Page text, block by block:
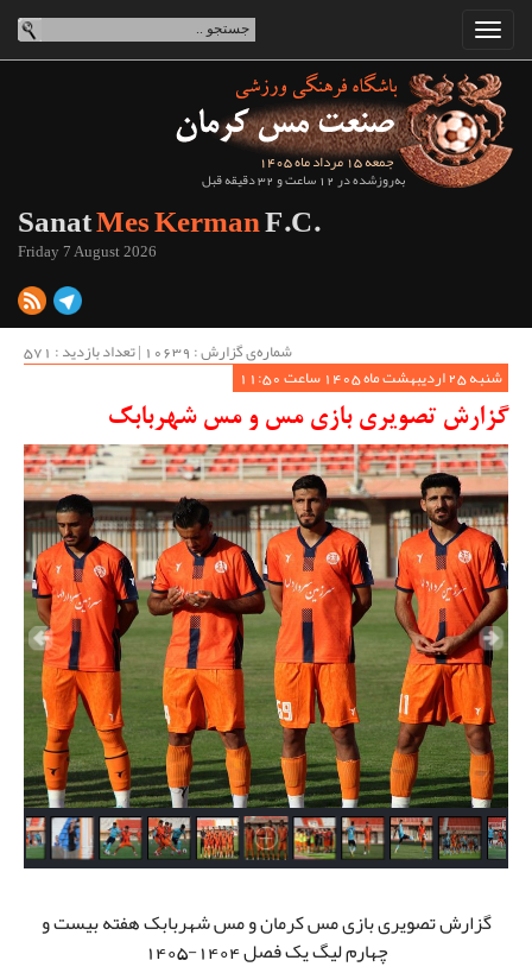
جمعه 15 مرداد ماه 1405
به‌روزشده در 12 ساعت و 32 دقیقه قبل
SanatMes KermanF.C.
Friday 7 August 2026
شماره‌ی گزارش : ‌10639 | تعداد بازدید : 571
شنبه 25 اردیبهشت ماه 1405 ساعت 11:50
گزارش تصویری بازی مس و مس شهربابک
گزارش تصویری بازی مس کرمان و مس شهربابک هفته بیست و
چهارم لیگ یک فصل 1404-1405